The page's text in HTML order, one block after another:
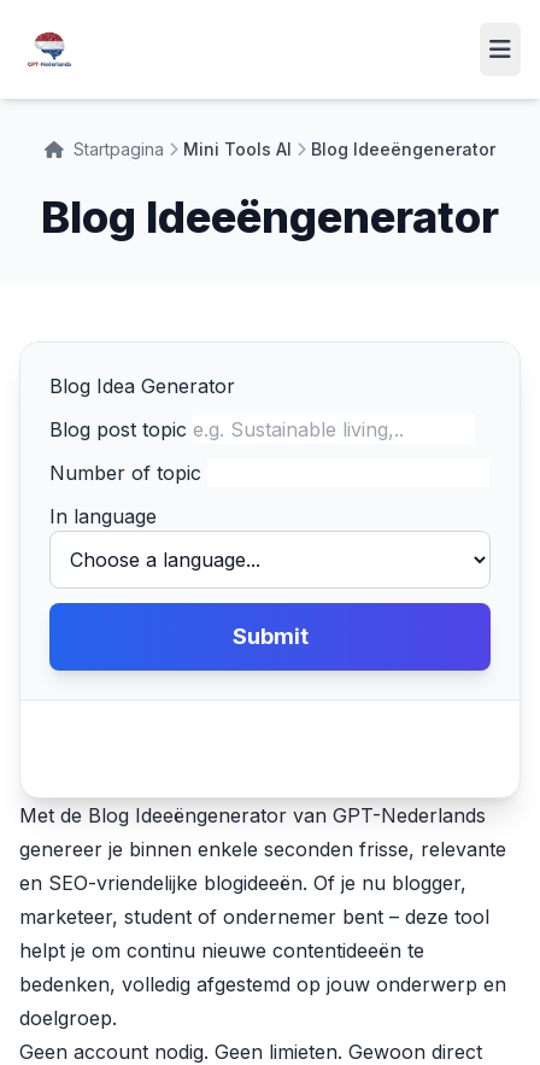
Startpagina Mini Tools AI Blog Ideeëngenerator
Blog Ideeëngenerator
Blog Idea Generator
Blog post topic
Number of topic
In language
Submit
Met de Blog Ideeëngenerator van GPT-Nederlands
genereer je binnen enkele seconden frisse, relevante
en SEO-vriendelijke blogideeën. Of je nu blogger,
marketeer, student of ondernemer bent – deze tool
helpt je om continu nieuwe contentideeën te
bedenken, volledig afgestemd op jouw onderwerp en
doelgroep.
Geen account nodig. Geen limieten. Gewoon direct